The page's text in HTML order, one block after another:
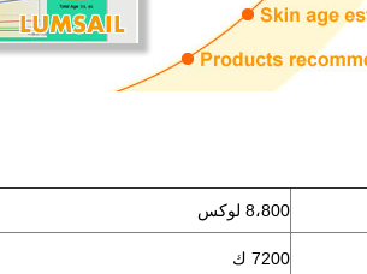
8،800 لوكس
7200 ك